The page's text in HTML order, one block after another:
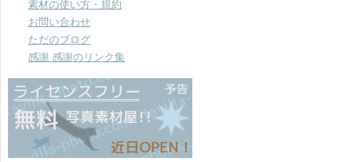
素材の使い方・規約
お問い合わせ
ただのブログ
感謝 感謝のリンク集